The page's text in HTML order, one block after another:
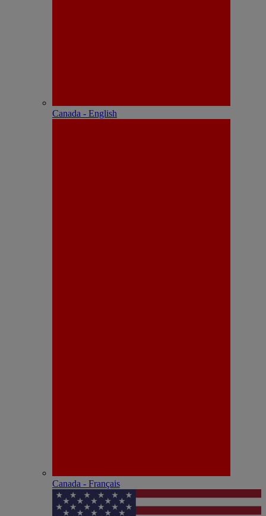
Canada - English
Canada - Français